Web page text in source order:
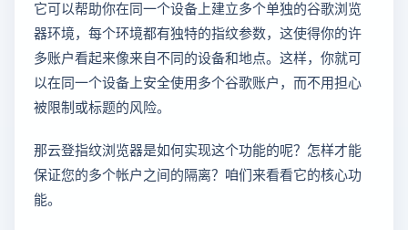
它可以帮助你在同一个设备上建立多个单独的谷歌浏览
器环境，每个环境都有独特的指纹参数，这使得你的许
多账户看起来像来自不同的设备和地点。这样，你就可
以在同一个设备上安全使用多个谷歌账户，而不用担心
被限制或标题的风险。
那云登指纹浏览器是如何实现这个功能的呢？怎样才能
保证您的多个帐户之间的隔离？咱们来看看它的核心功
能。